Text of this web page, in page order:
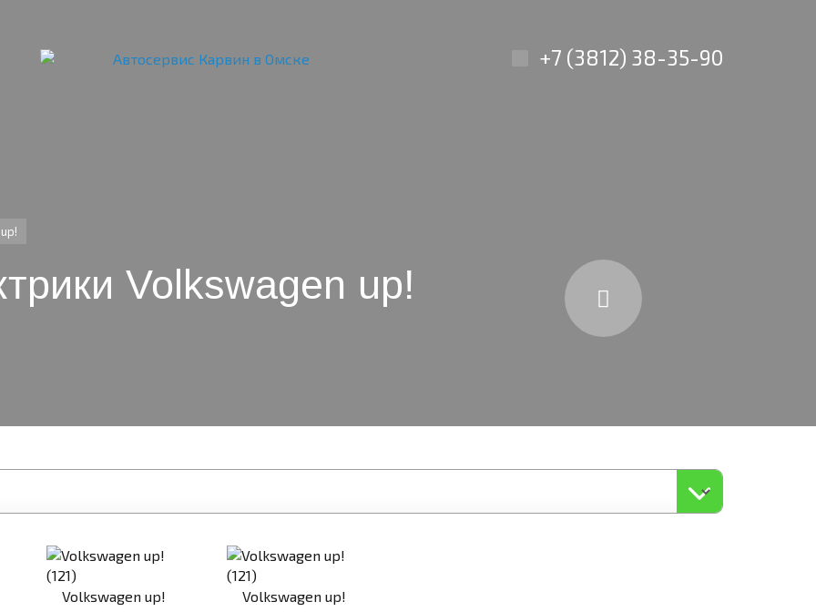
+7 (3812) 38-35-90
up!
Volkswagen up!
Volkswagen up!
Volkswagen up!